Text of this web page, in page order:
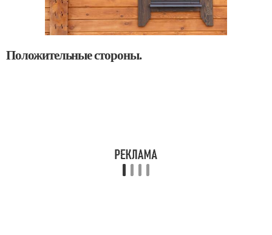
Положительные стороны.